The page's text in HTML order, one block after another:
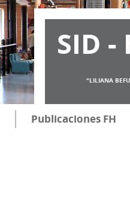
SID -
"LILIANA
Publicaciones FH